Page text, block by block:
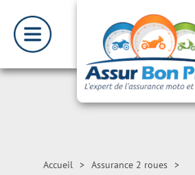
Accueil > Assurance 2 roues >